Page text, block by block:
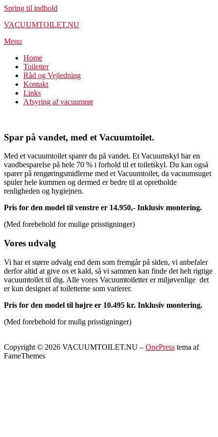
Spring til indhold
VACUUMTOILET.NU
Menu
Home
Toiletter
Råd og Vejledning
Kontakt
Links
Afsyring af vacuumrør
Spar på vandet, med et Vacuumtoilet.
Med et vacuumtoilet sparer du på vandet. Et Vacuumskyl har en
vandbesparelse på hele 70 % i forhold til et toiletskyl. Du kan også
sparer på rengøringsmidlerne med et Vacuumtoilet, da vacuumsuget
spuler hele kummen og dermed er bedre til at opretholde
renligheden og hygiejnen.
Pris for den model til venstre er 14.950,- Inklusiv montering.
(Med forebehold for mulige prisstigninger)
Vores udvalg
Vi har et større udvalg end dem som fremgår på siden, vi anbefaler
derfor altid at give os et kald, så vi sammen kan finde det helt rigtige
vacuumtoilet til dig. Alle vores Vacuumtoiletter er miljøvenlige det
er kun designet af toiletterne som varierer.
Pris for den model til højre er 10.495 kr. Inklusiv montering.
(Med forebehold for mulig prisstigninger)
Copyright © 2026 VACUUMTOILET.NU – OnePress tema af
FameThemes